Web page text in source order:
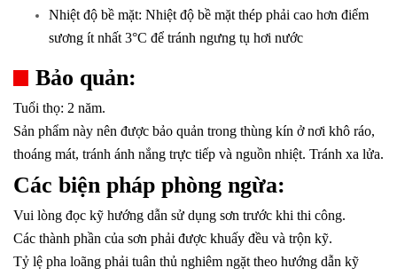
Nhiệt độ bề mặt: Nhiệt độ bề mặt thép phải cao hơn điểm
sương ít nhất 3°C để tránh ngưng tụ hơi nước
Bảo quản:
Tuổi thọ: 2 năm.
Sản phẩm này nên được bảo quản trong thùng kín ở nơi khô ráo,
thoáng mát, tránh ánh nắng trực tiếp và nguồn nhiệt. Tránh xa lửa.
Các biện pháp phòng ngừa:
Vui lòng đọc kỹ hướng dẫn sử dụng sơn trước khi thi công.
Các thành phần của sơn phải được khuấy đều và trộn kỹ.
Tỷ lệ pha loãng phải tuân thủ nghiêm ngặt theo hướng dẫn kỹ